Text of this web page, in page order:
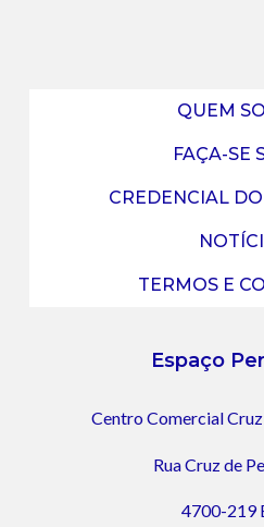
QUEM
FAÇA-SE
CREDENCIAL
TERMOS E
Espaço
Centro Comercial
Rua Cruz de
4700-219